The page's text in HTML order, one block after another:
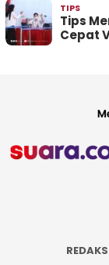
TIPS
Tips
Cepat